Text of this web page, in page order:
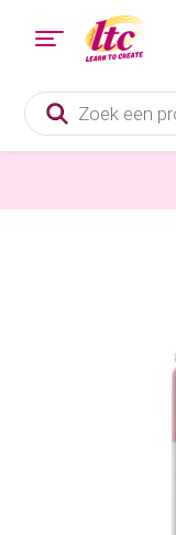
Producten
zoeken